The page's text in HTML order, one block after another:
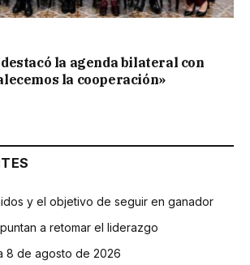
la agenda bilateral con
la cooperación»
y el objetivo de seguir en ganador
a retomar el liderazgo
8 de agosto de 2026